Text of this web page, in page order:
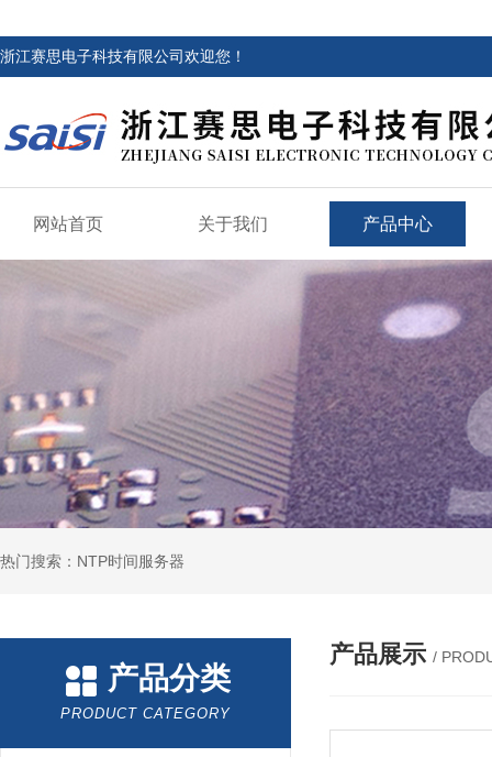
浙江赛思电子科技有限公司欢迎您！
网站首页 关于我们 产品中心
热门搜索：NTP时间服务器
产品分类
PRODUCT CATEGORY
产品展示 /